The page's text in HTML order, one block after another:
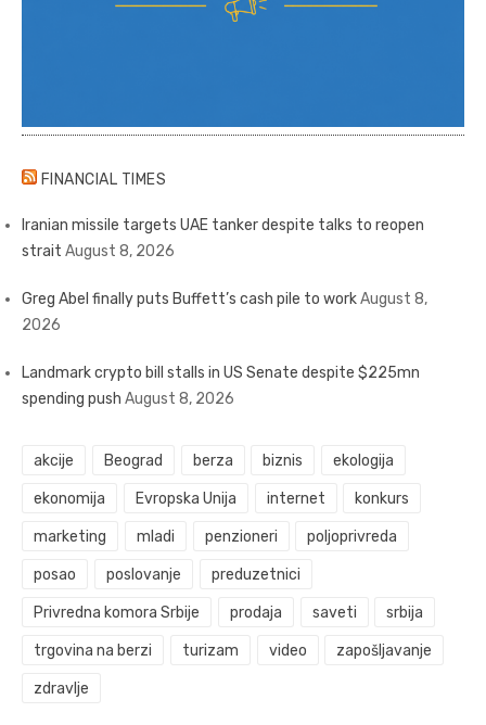
FINANCIAL TIMES
Iranian missile targets UAE tanker despite talks to reopen
strait August 8, 2026
Greg Abel finally puts Buffett’s cash pile to workAugust 8,
2026
Landmark crypto bill stalls in US Senate despite $225mn
spending push August 8, 2026
akcije Beograd berza biznis ekologija
ekonomija Evropska Unija internet konkurs
marketing mladi penzioneri poljoprivreda
posao poslovanje preduzetnici
Privredna komora Srbije prodaja saveti srbija
trgovina na berzi turizam video zapošljavanje
zdravlje